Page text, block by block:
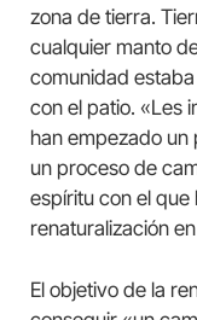
zona de tierra.
cualquier manto
comunidad
con el patio. «Les
han empezado
un proceso de
espíritu con el
renaturalización
El objetivo de la